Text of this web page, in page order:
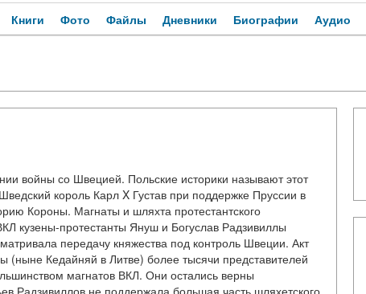
Книги Фото Файлы Дневники Биографии Аудио
войны со Швецией. Польские историки называют этот
король Карл X Густав при поддержке Пруссии в
Короны. Магнаты и шляхта протестантского
кузены-протестанты Януш и Богуслав Радзивиллы
передачу княжества под контроль Швеции. Акт
(ныне Кедайняй в Литве) более тысячи представителей
магнатов ВКЛ. Они остались верны